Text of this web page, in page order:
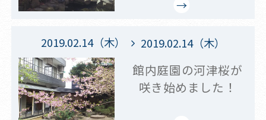
2019.02.14（木） 2019.02.14（木）
館内庭園の河津桜が
咲き始めました！